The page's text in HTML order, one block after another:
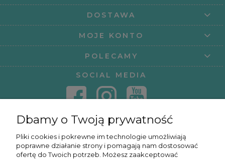
DOSTAWA
MOJE KONTO
POLECAMY
SOCIAL MEDIA
KURSY ONLINE
Dbamy o Twoją prywatność
Pliki cookies i pokrewne im technologie umożliwiają
poprawne działanie strony i pomagają nam dostosować
ofertę do Twoich potrzeb. Możesz zaakceptować